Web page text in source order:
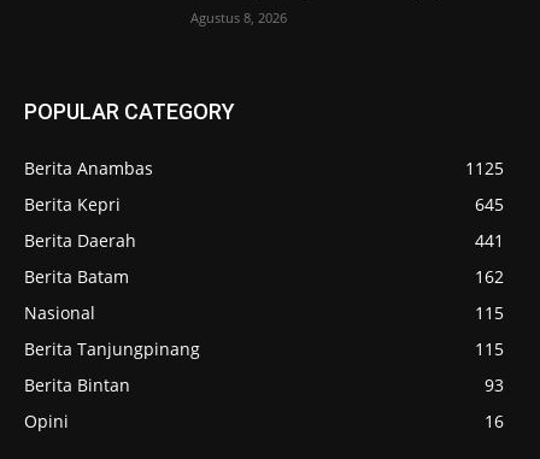
Agustus 8, 2026
POPULAR CATEGORY
Berita Anambas
1125
Berita Kepri
645
Berita Daerah
441
Berita Batam
162
Nasional
115
Berita Tanjungpinang
115
Berita Bintan
93
Opini
16